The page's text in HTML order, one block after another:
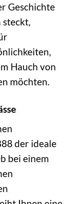
Geschichte
steckt,
Hauch von
möchten.
der ideale
bei einem